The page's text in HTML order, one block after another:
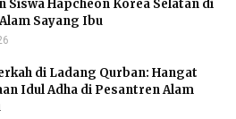
Siswa Hapcheon Korea Selatan di
Sayang Ibu
di Ladang Qurban: Hangat
Idul Adha di Pesantren Alam